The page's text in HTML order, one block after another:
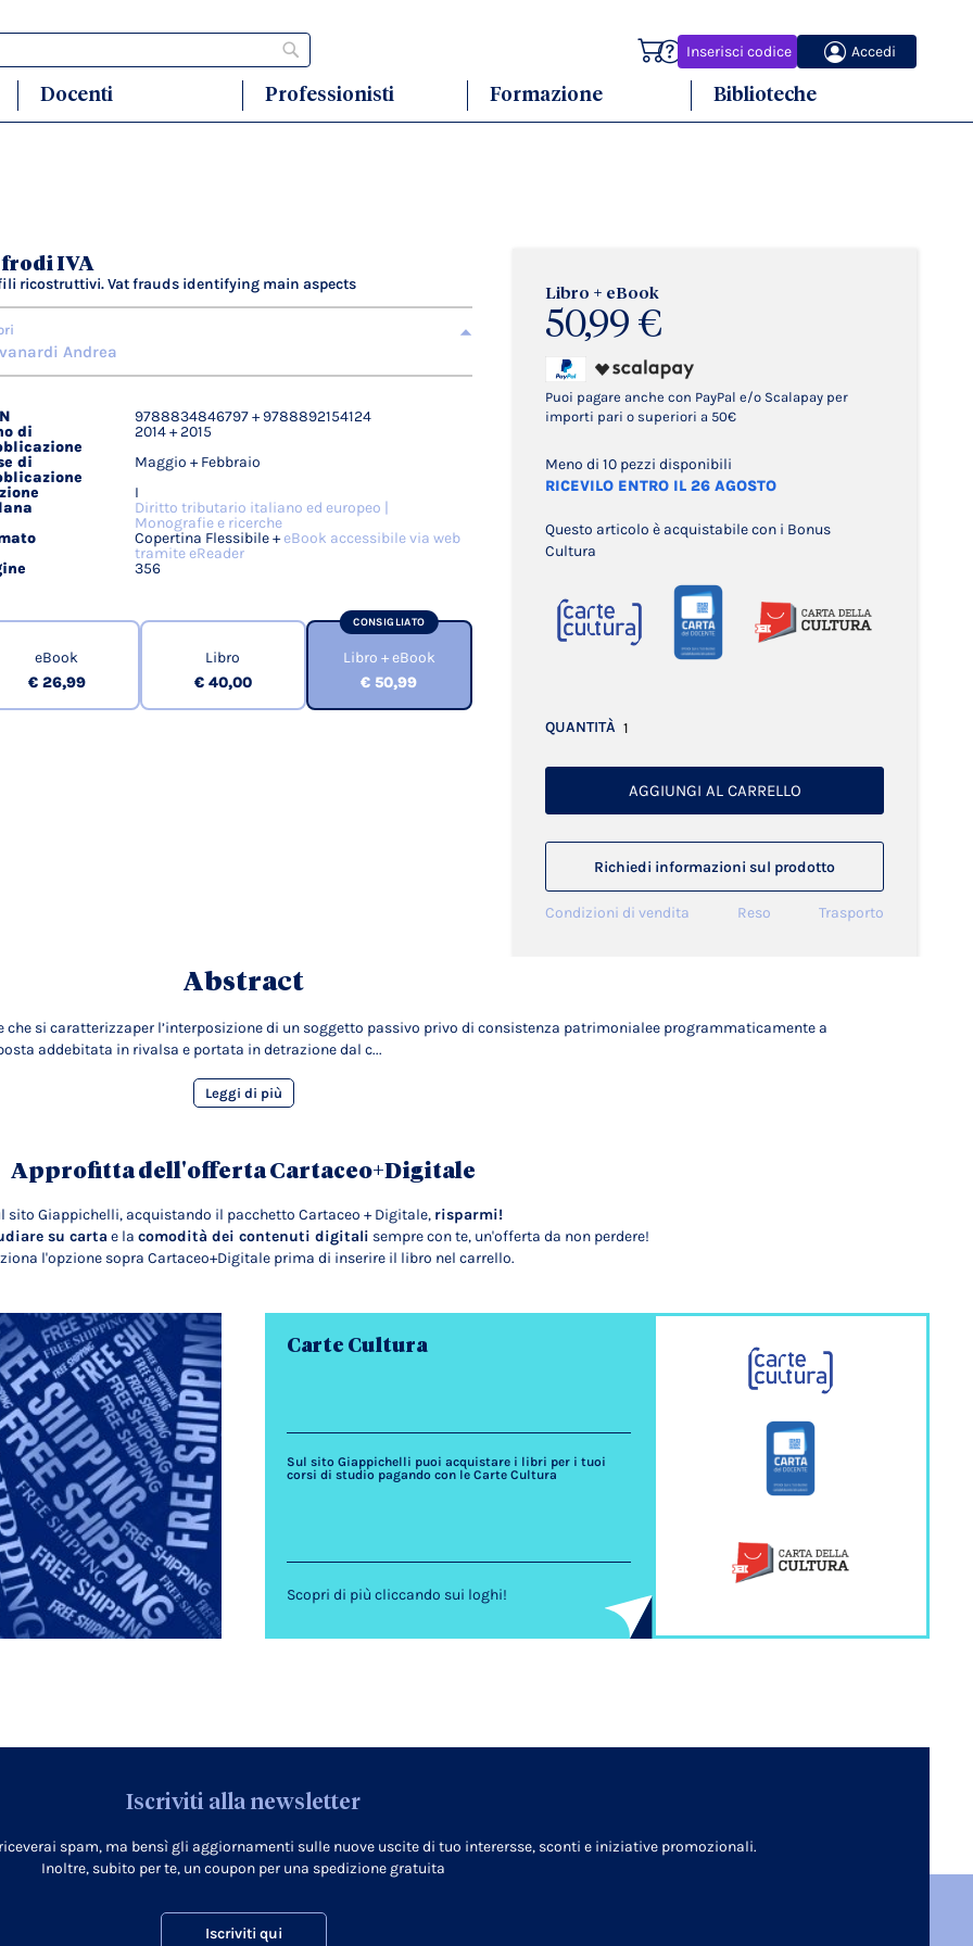
Inserisci codice Accedi
Carrello
Docenti Professionisti Formazione Biblioteche
Libro + eBook
50,99 €
Puoi pagare anche con PayPal e/o Scalapay per
importi pari o superiori a 50€
Meno di 10 pezzi disponibili
RICEVILO ENTRO IL 26 AGOSTO
Questo articolo è acquistabile con i Bonus
Cultura
QUANTITÀ
AGGIUNGI AL CARRELLO
Richiedi informazioni sul prodotto
Condizioni di vendita Reso Trasporto
frodi IVA
ricostruttivi. Vat frauds identifying main aspects
Andrea
9788834846797 + 9788892154124
di
2014 + 2015
di
Maggio + Febbraio
I
Diritto tributario italiano ed europeo |
Monografie e ricerche
Copertina Flessibile +eBook accessibile via web
tramite eReader
356
eBook
€ 26,99
Libro
€ 40,00
CONSIGLIATO
Libro + eBook
€ 50,99
Abstract
si caratterizzaper l’interposizione di un soggetto passivo privo di consistenza patrimonialee programmaticamente a
addebitata in rivalsa e portata in detrazione dal c...
Leggi di più
Approfitta dell'offerta Cartaceo+Digitale
sito Giappichelli, acquistando il pacchetto Cartaceo + Digitale, risparmi!
su carta e la comodità dei contenuti digitali sempre con te, un'offerta da non perdere!
l'opzione sopra Cartaceo+Digitale prima di inserire il libro nel carrello.
Carte Cultura
Sul sito Giappichelli puoi acquistare i libri per i tuoi
corsi di studio pagando con le Carte Cultura
Scopri di più cliccando sui loghi!
Iscriviti alla newsletter
spam, ma bensì gli aggiornamenti sulle nuove uscite di tuo interersse, sconti e iniziative promozionali.
Inoltre, subito per te, un coupon per una spedizione gratuita
Iscriviti qui